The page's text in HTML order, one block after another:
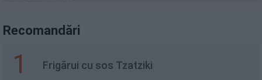
Recomandări
1 Frigărui cu sos Tzatziki